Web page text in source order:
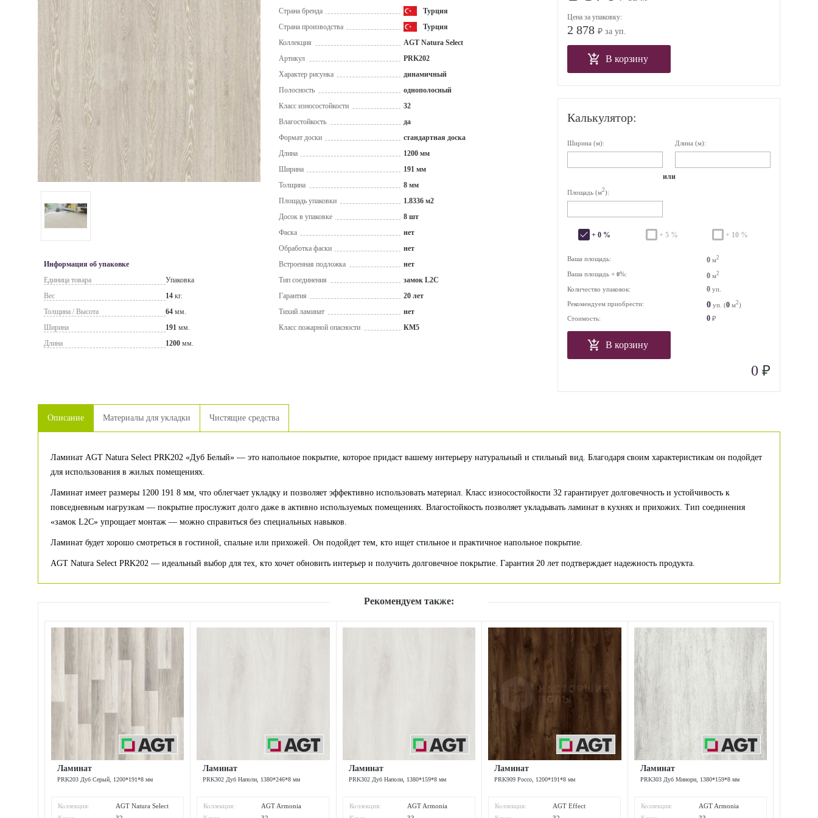
Информация об упаковке
Единица товара
Упаковка
Вес
14 кг.
Толщина / Высота
64 мм.
Ширина
191 мм.
Длина
1200 мм.
Страна бренда
Турция
Страна производства
Турция
Коллекция
AGT Natura Select
Артикул
PRK202
Характер рисунка
динамичный
Полосность
однополосный
Класс износостойкости
32
Влагостойкость
да
Формат доски
стандартная доска
Длина
1200 мм
Ширина
191 мм
Толщина
8 мм
Площадь упаковки
1.8336 м2
Досок в упаковке
8 шт
Фаска
нет
Обработка фаски
нет
Встроенная подложка
нет
Тип соединения
замок L2C
Гарантия
20 лет
Тихий ламинат
нет
Класс пожарной опасности
КМ5
Цена за упаковку:
2 878 ₽ за уп.
В корзину
Калькулятор:
Ширина (м): Длина (м):
или
Площадь (м2):
+ 0 % + 5 % + 10 %
Ваша площадь: 0 м2
Ваша площадь + 0%: 0 м2
Количество упаковок: 0 уп.
Рекомендуем приобрести:
0 уп. (0 м2)
Стоимость:
0 ₽
В корзину
0 ₽
Описание Материалы для укладки Чистящие средства
Ламинат AGT Natura Select PRK202 «Дуб Белый» — это напольное покрытие, которое придаст вашему интерьеру натуральный и стильный вид. Благодаря своим характеристикам он подойдет
для использования в жилых помещениях.
Ламинат имеет размеры 1200 191 8 мм, что облегчает укладку и позволяет эффективно использовать материал. Класс износостойкости 32 гарантирует долговечность и устойчивость к
повседневным нагрузкам — покрытие прослужит долго даже в активно используемых помещениях. Влагостойкость позволяет укладывать ламинат в кухнях и прихожих. Тип соединения
«замок L2C» упрощает монтаж — можно справиться без специальных навыков.
Ламинат будет хорошо смотреться в гостиной, спальне или прихожей. Он подойдет тем, кто ищет стильное и практичное напольное покрытие.
AGT Natura Select PRK202 — идеальный выбор для тех, кто хочет обновить интерьер и получить долговечное покрытие. Гарантия 20 лет подтверждает надежность продукта.
Рекомендуем также:
Ламинат
PRK203 Дуб Серый, 1200*191*8 мм
Коллекция:
AGT Natura Select
Ламинат
PRK302 Дуб Наполи, 1380*246*8 мм
Коллекция:
AGT Armonia
Ламинат
PRK302 Дуб Наполи, 1380*159*8 мм
Коллекция:
AGT Armonia
Ламинат
PRK909 Россо, 1200*191*8 мм
Коллекция:
AGT Effect
Ламинат
PRK303 Дуб Минори, 1380*159*8 мм
Коллекция:
AGT Armonia